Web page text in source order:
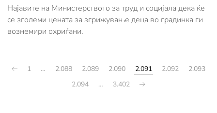
Најавите на Министерството за труд и социјала дека ќе
се зголеми цената за згрижување деца во градинка ги
вознемири охриѓани.
1 … 2.088 2.089 2.090 2.091 2.092
2.093
2.094
… 3.402